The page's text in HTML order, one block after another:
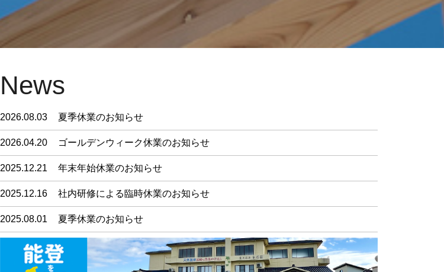
News
2026.08.03 夏季休業のお知らせ
2026.04.20 ゴールデンウィーク休業のお知らせ
2025.12.21 年末年始休業のお知らせ
2025.12.16 社内研修による臨時休業のお知らせ
2025.08.01 夏季休業のお知らせ